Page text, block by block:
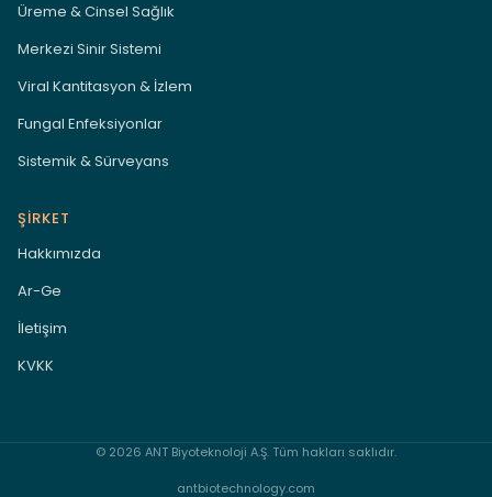
Üreme & Cinsel Sağlık
Merkezi Sinir Sistemi
Viral Kantitasyon & İzlem
Fungal Enfeksiyonlar
Sistemik & Sürveyans
ŞIRKET
Hakkımızda
Ar-Ge
İletişim
KVKK
© 2026 ANT Biyoteknoloji A.Ş. Tüm hakları saklıdır.
antbiotechnology.com